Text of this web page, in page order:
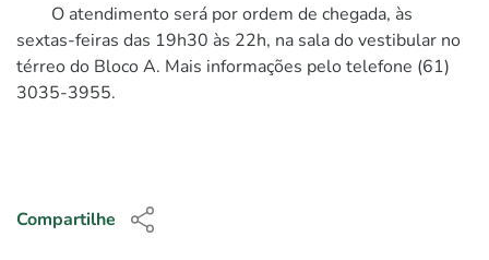
O atendimento será por ordem de chegada, às
sextas-feiras das 19h30 às 22h, na sala do vestibular no
térreo do Bloco A. Mais informações pelo telefone (61)
3035-3955.
Compartilhe